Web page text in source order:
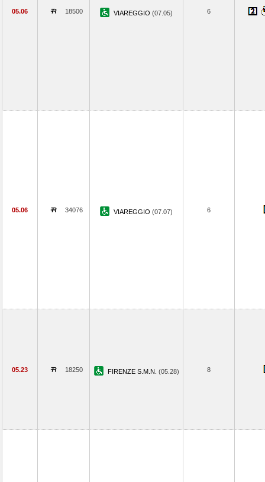
05.06 18500 VIAREGGIO (07.05) 6
05.06 34076 VIAREGGIO (07.07) 6
05.23 18250 FIRENZE S.M.N. (05.28) 8